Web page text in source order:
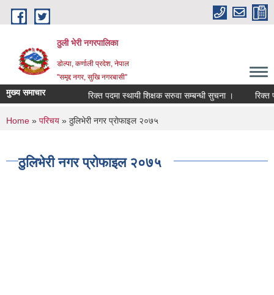
Skip to main content
ठुली भेरी नगरपालिका
डाेल्पा, कर्णाली प्रदेश, नेपाल
''समृद्द नगर, सुखि नगरबासी''
मुख्य समाचार रिक्त पदमा स्थायी शिक्षक सरुवा सम्बन्धी सुचना । रिक्त
You are here
Home » परिचय » ठुलिभेरी नगर प्राेफाइल २०७५
ठुलिभेरी नगर प्राेफाइल २०७५